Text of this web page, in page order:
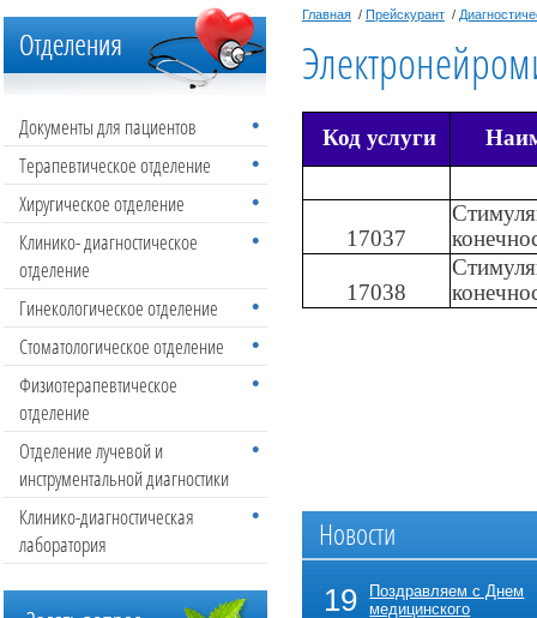
Главная/ Прейскурант/
Код услуги
17037
17038
Новости
19
Поздравляем с Днем
медицинского
Документы для пациентов
Терапевтическое отделение
Хиругическое отделение
Клинико- диагностическое
отделение
Гинекологическое отделение
Стоматологическое отделение
Физиотерапевтическое
отделение
Отделение лучевой и
инструментальной диагностики
Клинико-диагностическая
лаборатория